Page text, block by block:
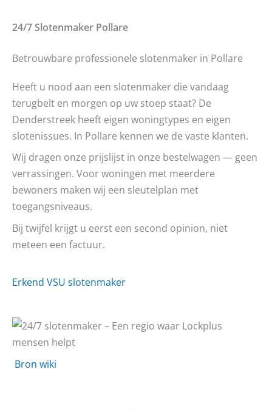
24/7 Slotenmaker Pollare
Betrouwbare professionele slotenmaker in Pollare
Heeft u nood aan een slotenmaker die vandaag
terugbelt en morgen op uw stoep staat? De
Denderstreek heeft eigen woningtypes en eigen
slotenissues. In Pollare kennen we de vaste klanten.
Wij dragen onze prijslijst in onze bestelwagen — geen
verrassingen. Voor woningen met meerdere
bewoners maken wij een sleutelplan met
toegangsniveaus.
Bij twijfel krijgt u eerst een second opinion, niet
meteen een factuur.
Erkend VSU slotenmaker
Bron wiki